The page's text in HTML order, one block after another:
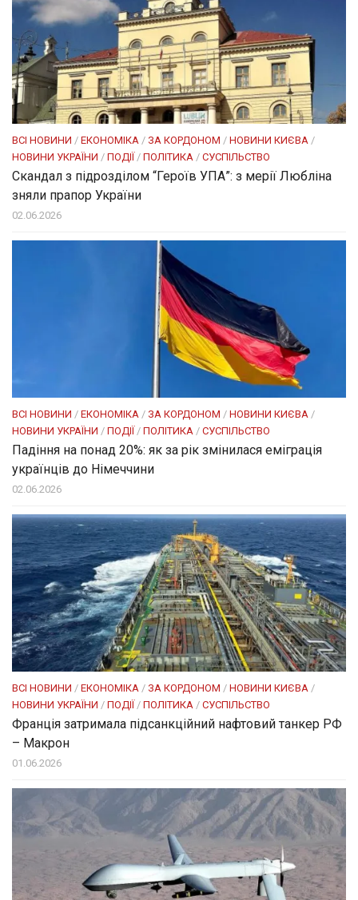
ВСІ НОВИНИ / ЕКОНОМІКА / ЗА КОРДОНОМ / НОВИНИ КИЄВА /
НОВИНИ УКРАЇНИ / ПОДІЇ/ ПОЛІТИКА / СУСПІЛЬСТВО
Скандал з підрозділом “Героїв УПА”: з мерії Любліна
зняли прапор України
02.06.2026
ВСІ НОВИНИ / ЕКОНОМІКА / ЗА КОРДОНОМ / НОВИНИ КИЄВА /
НОВИНИ УКРАЇНИ / ПОДІЇ/ ПОЛІТИКА / СУСПІЛЬСТВО
Падіння на понад 20%: як за рік змінилася еміграція
українців до Німеччини
02.06.2026
ВСІ НОВИНИ / ЕКОНОМІКА / ЗА КОРДОНОМ / НОВИНИ КИЄВА /
НОВИНИ УКРАЇНИ / ПОДІЇ/ ПОЛІТИКА / СУСПІЛЬСТВО
Франція затримала підсанкційний нафтовий танкер РФ
– Макрон
01.06.2026